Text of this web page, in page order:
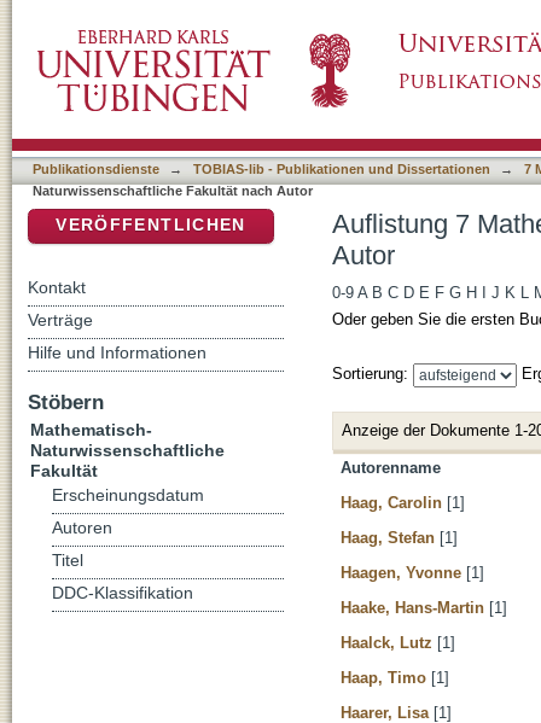
Publikationsdienste → TOBIAS-lib - Publikationen und Dissertationen →
7
Naturwissenschaftliche Fakultät nach Autor
Auflistung 7
Autor
0-9 A B C D E F G H J K L
Oder geben Sie die ersten
Sortierung:
Anzeige der Dokumente 1-
Autorenname
Haag, Carolin [1]
Haag, Stefan [1]
Haagen, Yvonne [1]
Haake, Hans-Martin [1]
Haalck, Lutz [1]
Haap, Timo [1]
Haarer, Lisa [1]
VERÖFFENTLICHEN
Kontakt
Verträge
Hilfe und Informationen
Stöbern
Mathematisch-
Naturwissenschaftliche
Fakultät
Erscheinungsdatum
Autoren
Titel
DDC-Klassifikation